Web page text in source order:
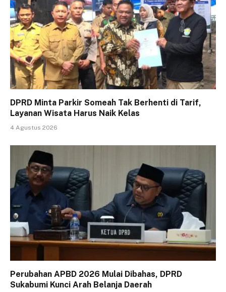
DPRD Minta Parkir Someah Tak Berhenti di Tarif,
Layanan Wisata Harus Naik Kelas
4 Agustus 2026
Perubahan APBD 2026 Mulai Dibahas, DPRD
Sukabumi Kunci Arah Belanja Daerah